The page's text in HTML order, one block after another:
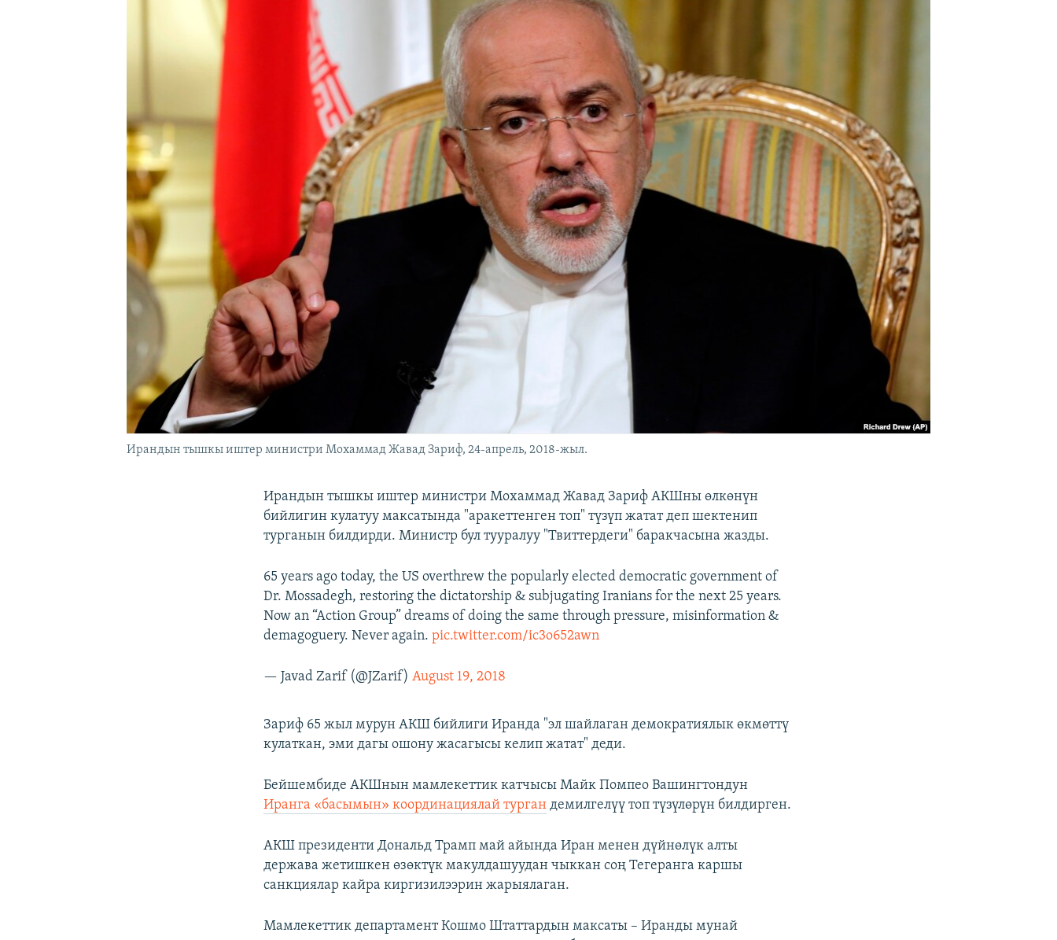
Ирандын тышкы иштер министри Мохаммад Жавад Зариф, 24-апрель, 2018-жыл.
Ирандын тышкы иштер министри Мохаммад Жавад Зариф АКШны өлкөнүн
бийлигин кулатуу максатында "аракеттенген топ" түзүп жатат деп шектенип
турганын билдирди. Министр бул тууралуу "Твиттердеги" баракчасына жазды.
65 years ago today, the US overthrew the popularly elected democratic government of
Dr. Mossadegh, restoring the dictatorship & subjugating Iranians for the next 25 years.
Now an “Action Group” dreams of doing the same through pressure, misinformation &
demagoguery. Never again.pic.twitter.com/ic3o652awn
— Javad Zarif (@JZarif)August 19, 2018
Зариф 65 жыл мурун АКШ бийлиги Иранда "эл шайлаган демократиялык өкмөттү
кулаткан, эми дагы ошону жасагысы келип жатат" деди.
Бейшембиде АКШнын мамлекеттик катчысы Майк Помпео Вашингтондун
Иранга «басымын» координациялай турган демилгелүү топ түзүлөрүн билдирген.
АКШ президенти Дональд Трамп май айында Иран менен дүйнөлүк алты
держава жетишкен өзөктүк макулдашуудан чыккан соң Тегеранга каршы
санкциялар кайра киргизилээрин жарыялаган.
Мамлекеттик департамент Кошмо Штаттардын максаты – Иранды мунай